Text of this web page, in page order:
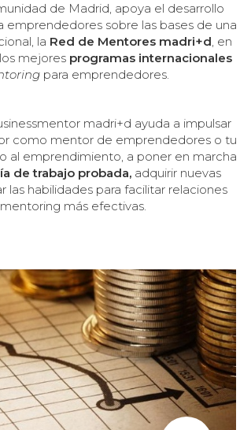
de Madrid, apoya el desarrollo
emprendedores sobre las bases de una
la Red de Mentores madri+d, en
mejores programas internacionales
para emprendedores.
madri+d ayuda a impulsar
como mentor de emprendedores o tu
al emprendimiento, a poner en marcha
de trabajo probada, adquirir nuevas
las habilidades para facilitar relaciones
más efectivas.